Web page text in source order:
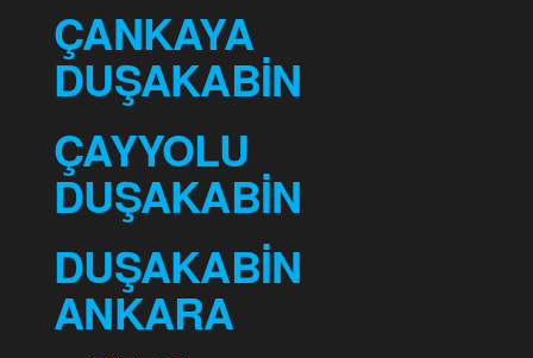
ÇANKAYA
DUŞAKABİN
ÇAYYOLU
DUŞAKABİN
DUŞAKABİN
ANKARA